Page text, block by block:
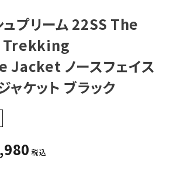
ク
プリーム 22SS The
Trekking
ノースフェイス
ャケット ブラック
税込